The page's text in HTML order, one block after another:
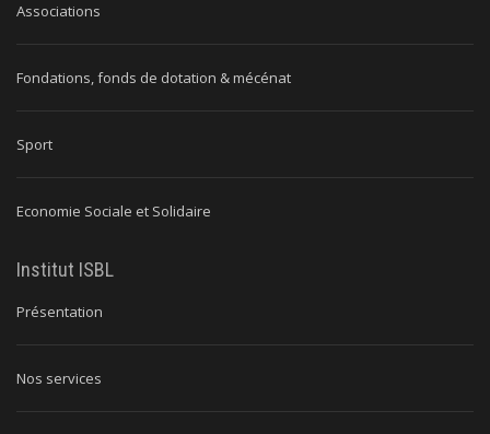
Associations
Fondations, fonds de dotation & mécénat
Sport
Economie Sociale et Solidaire
Institut ISBL
Présentation
Nos services